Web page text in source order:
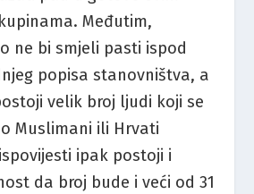
Međutim,
ne bi smjeli pasti ispod
popisa stanovništva, a
velik broj ljudi koji se
Muslimani ili Hrvati
ipak postoji i
da broj bude i veći od 31